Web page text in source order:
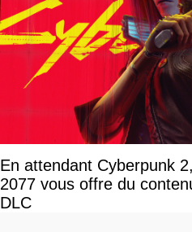
En attendant Cyberpunk
2077 vous offre du
DLC